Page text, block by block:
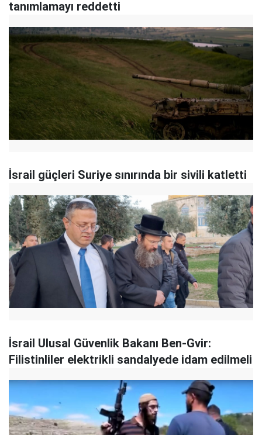
tanımlamayı reddetti
İsrail güçleri Suriye sınırında bir sivili katletti
İsrail Ulusal Güvenlik Bakanı Ben-Gvir:
Filistinliler elektrikli sandalyede idam edilmeli